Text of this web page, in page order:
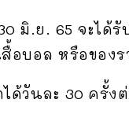
มิ.ย. 65 จะได้รั
บอล หรือของร
ด้วันละ 30 ครั้ง